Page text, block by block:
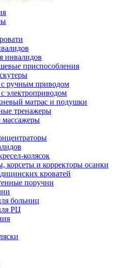
инвалидов
приспособления
с ручным приводом
электроприводом
матрас и подушки
тренажеры
массажеры
колясок
корсеты и корректоры осанки
кроватей
поручни
больниц
РЦ